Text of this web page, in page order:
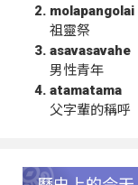
molapangolai
祖靈祭
asavasavahe
男性青年
atamatama
父字輩的稱呼